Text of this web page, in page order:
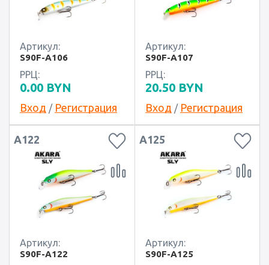
Артикул:
S90F-A106
РРЦ:
0.00 BYN
Вход / Регистрация
Артикул:
S90F-A107
РРЦ:
20.50 BYN
Вход / Регистрация
A122
Артикул:
S90F-A122
A125
Артикул:
S90F-A125